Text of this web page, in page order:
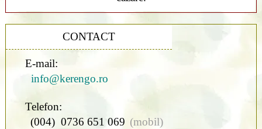
CONTACT
E-mail:
info@kerengo.ro
Telefon:
(004) 0736 651 069 (mobil)